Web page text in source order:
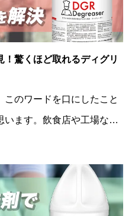
驚くほど取れるディグリ
このワードを口にしたこと
います。飲食店や工場など
なら必ず